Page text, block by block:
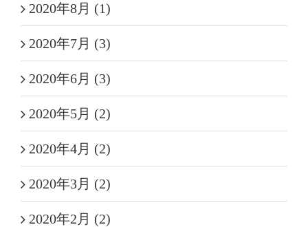
2020年8月 (1)
2020年7月 (3)
2020年6月 (3)
2020年5月 (2)
2020年4月 (2)
2020年3月 (2)
2020年2月 (2)